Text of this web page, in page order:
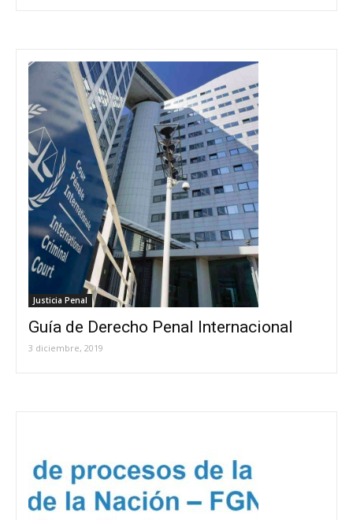
Justicia Penal
Guía de Derecho Penal Internacional
3 diciembre, 2019